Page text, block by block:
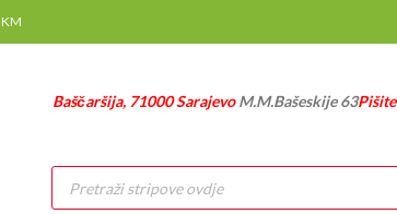
KM
Baščaršija, 71000 SarajevoM.M.Bašeskije 63
Products
search